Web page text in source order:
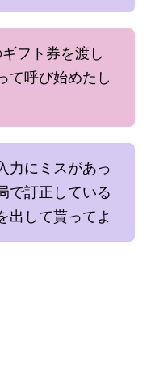
フト券を渡し
て呼び始めたし
力にミスがあっ
で訂正している
出して貰ってよ